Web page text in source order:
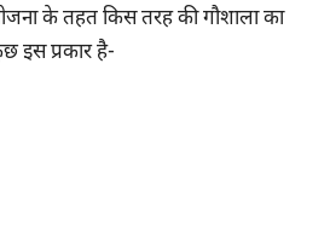
के तहत किस तरह की गौशाला का
इस प्रकार है-